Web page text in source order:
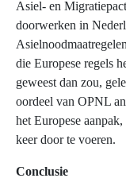
Asiel- en
doorwerken in
die Europese regels
geweest dan zou,
oordeel van OPNL
het Europese
keer door te voeren.
Conclusie